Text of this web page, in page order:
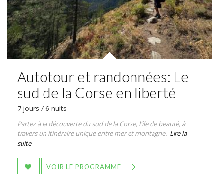
Autotour et randonnées: Le
sud de la Corse en liberté
7 jours / 6 nuits
Partez à la découverte du sud de la Corse, l'île de beauté, à
travers un itinéraire unique entre mer et montagne. Lire la
suite
VOIR LE PROGRAMME